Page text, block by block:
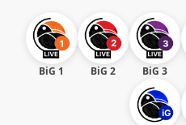
BiG 1 BiG 2 BiG 3